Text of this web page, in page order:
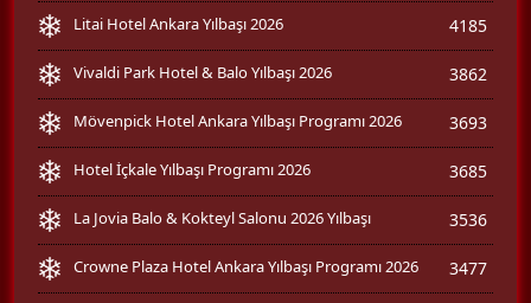
Litai Hotel Ankara Yılbaşı 2026 4185
Vivaldi Park Hotel & Balo Yılbaşı 2026 3862
Mövenpick Hotel Ankara Yılbaşı Programı 2026 3693
Hotel İçkale Yılbaşı Programı 2026 3685
La Jovia Balo & Kokteyl Salonu 2026 Yılbaşı 3536
Crowne Plaza Hotel Ankara Yılbaşı Programı 2026 3477